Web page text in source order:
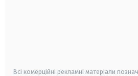
Всі комерційні рекламні матеріали